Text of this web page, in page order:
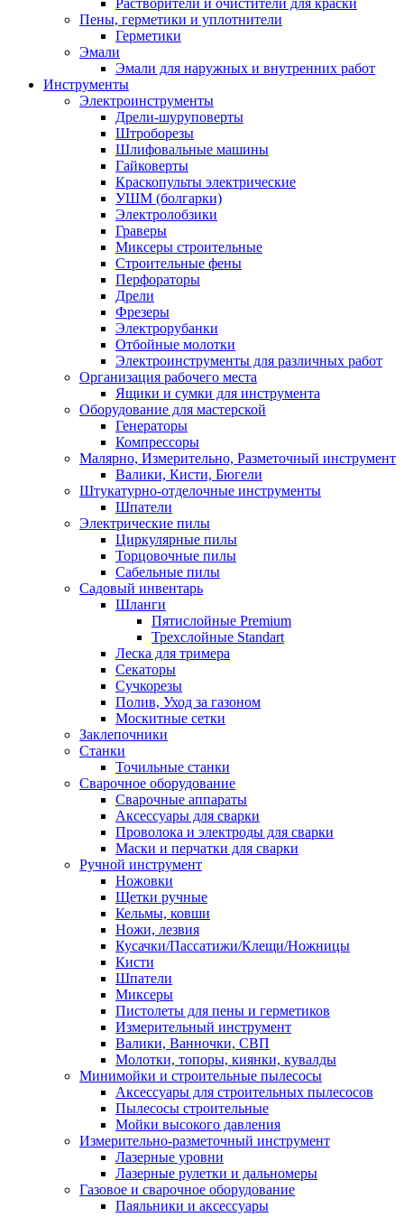
Растворители и очистители для краски
Пены, герметики и уплотнители
Герметики
Эмали
Эмали для наружных и внутренних работ
Инструменты
Электроинструменты
Дрели-шуруповерты
Штроборезы
Шлифовальные машины
Гайковерты
Краскопульты электрические
УШМ (болгарки)
Электролобзики
Граверы
Миксеры строительные
Строительные фены
Перфораторы
Дрели
Фрезеры
Электрорубанки
Отбойные молотки
Электроинструменты для различных работ
Организация рабочего места
Ящики и сумки для инструмента
Оборудование для мастерской
Генераторы
Компрессоры
Малярно, Измерительно, Разметочный инструмент
Валики, Кисти, Бюгели
Штукатурно-отделочные инструменты
Шпатели
Электрические пилы
Циркулярные пилы
Торцовочные пилы
Сабельные пилы
Садовый инвентарь
Шланги
Пятислойные Premium
Трехслойные Standart
Леска для тримера
Секаторы
Сучкорезы
Полив, Уход за газоном
Москитные сетки
Заклепочники
Станки
Точильные станки
Сварочное оборудование
Сварочные аппараты
Аксессуары для сварки
Проволока и электроды для сварки
Маски и перчатки для сварки
Ручной инструмент
Ножовки
Щетки ручные
Кельмы, ковши
Ножи, лезвия
Кусачки/Пассатижи/Клещи/Ножницы
Кисти
Шпатели
Миксеры
Пистолеты для пены и герметиков
Измерительный инструмент
Валики, Ванночки, СВП
Молотки, топоры, киянки, кувалды
Минимойки и строительные пылесосы
Аксессуары для строительных пылесосов
Пылесосы строительные
Мойки высокого давления
Измерительно-разметочный инструмент
Лазерные уровни
Лазерные рулетки и дальномеры
Газовое и сварочное оборудование
Паяльники и аксессуары